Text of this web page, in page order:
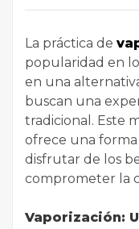
La práctica de
popularidad en
en una
buscan una
tradicional. Este
ofrece una
disfrutar de los
comprometer la
Vaporización: